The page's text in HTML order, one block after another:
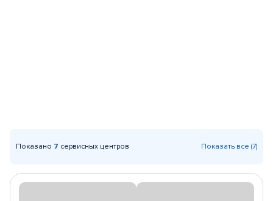
Показано 7 сервисных центров Показать все (7)